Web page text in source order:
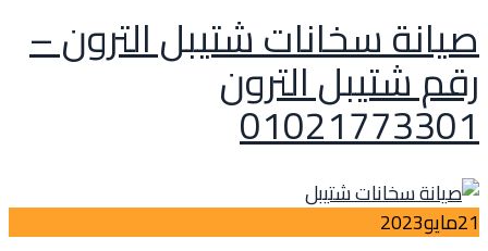
صيانة سخانات شتيبل الترون –
رقم شتيبل الترون
01021773301
21مايو2023